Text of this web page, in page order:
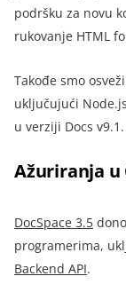
podršku za novu
rukovanje HTML
Takođe smo
uključujući
u verziji Docs v9.1.
Ažuriranja u
DocSpace 3.5
programerima,
Backend API.